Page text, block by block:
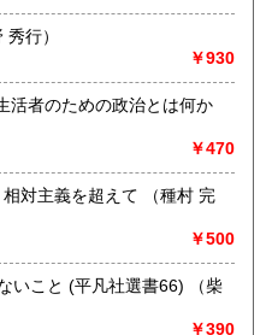
なくCD、DVD、レコード、
らゆるものの買い取りがで
にお伺いいたします。お気軽
（その他）
光年 （高野 秀行）
￥930
活者のための政治とは何か
￥470
を超えて （種村 完
￥500
こと (平凡社選書66) （柴
￥390